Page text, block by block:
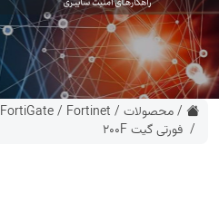
/محصولات /
Fortinet
/
FortiGate
/ فورتی گیت 200F